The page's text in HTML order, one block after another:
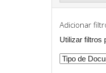
Adicionar
Utilizar filtros